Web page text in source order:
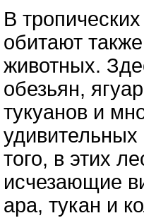
В
обитают
животных.
обезьян,
тукуанов и
того, в этих
исчезающие
ара, тукан и